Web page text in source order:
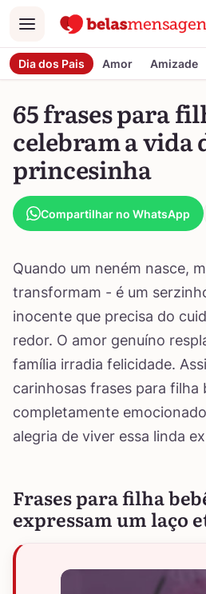
Menu
Dia dos Pais Amor Amizade
65 frases para
celebram a vida
princesinha
Compartilhar no WhatsApp
Quando um neném nasce,
transformam - é um
inocente que precisa do
redor. O amor genuíno
família irradia felicidade.
carinhosas frases para filha
completamente
alegria de viver essa linda
Frases para filha
expressam um laço